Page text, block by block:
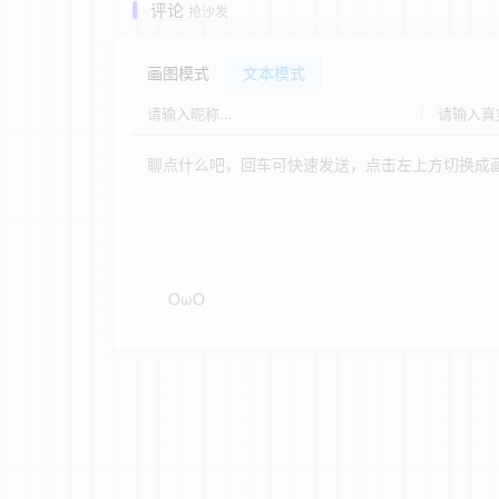
评论 抢沙发
画图模式 文本模式
OωO